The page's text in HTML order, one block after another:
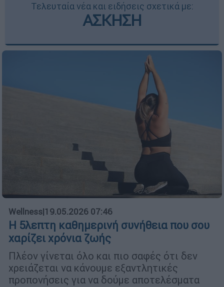
Τελευταία νέα και ειδήσεις σχετικά με:
ΑΣΚΗΣΗ
Wellness|19.05.2026 07:46
Η 5λεπτη καθημερινή συνήθεια που σου
χαρίζει χρόνια ζωής
Πλέον γίνεται όλο και πιο σαφές ότι δεν
χρειάζεται να κάνουμε εξαντλητικές
προπονήσεις για να δούμε αποτελέσματα